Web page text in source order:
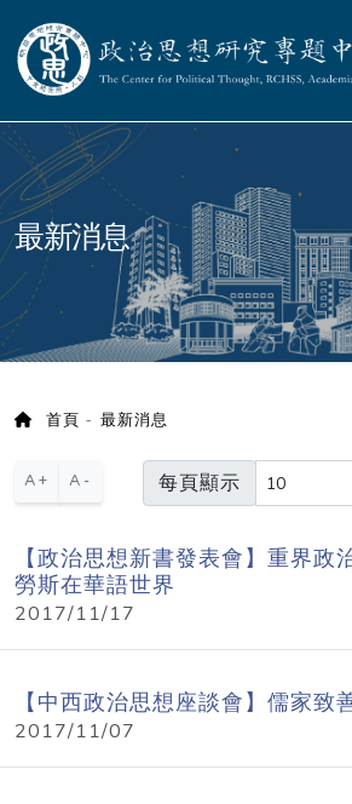
政治思想研究專題中心
:::
最新消息
首頁 最新消息
A+ A- 每頁顯示
【政治思想新書發表會】重界政
勞斯在華語世界
2017/11/17
【中西政治思想座談會】儒家致
2017/11/07